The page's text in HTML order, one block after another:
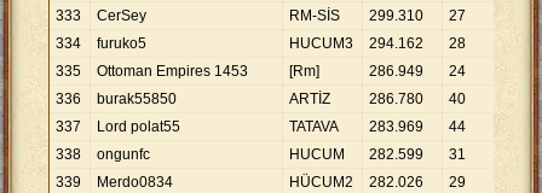
333
CerSey RM-SİS 299.310 27 11
334
furuko5 HUCUM3 294.162 28
335
Ottoman Empires 1453 [Rm] 286.949 24 11
336
burak55850 ARTİZ 286.780 40 7
337
Lord polat55 TATAVA 283.969 44
338
ongunfc HUCUM 282.599 31 9.
116
339
Merdo0834 HÜCUM2 282.026 29